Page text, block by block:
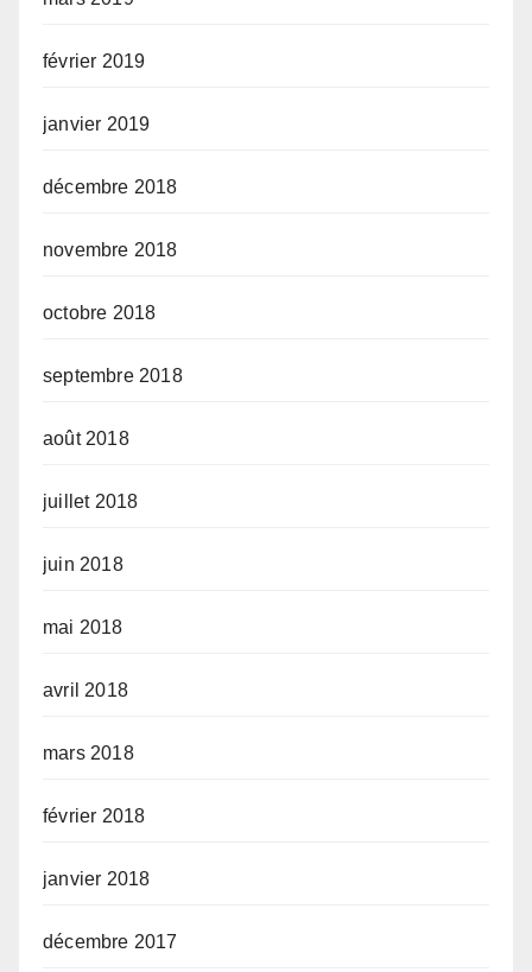
février 2019
janvier 2019
décembre 2018
novembre 2018
octobre 2018
septembre 2018
août 2018
juillet 2018
juin 2018
mai 2018
avril 2018
mars 2018
février 2018
janvier 2018
décembre 2017